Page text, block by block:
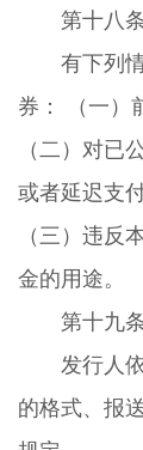
第十八
有下列
券： （一）
（二）对已
或者延迟支
（三）违反
金的用途。
第十九
发行人
的格式、报